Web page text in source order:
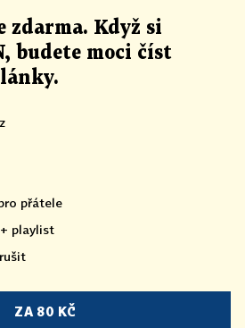
zdarma. Když si
budete moci číst
.
přátele
playlist
ZA 80 KČ